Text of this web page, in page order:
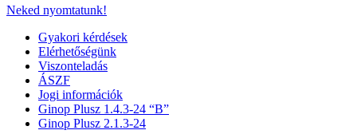
Neked nyomtatunk!
Gyakori kérdések
Elérhetőségünk
Viszonteladás
ÁSZF
Jogi információk
Ginop Plusz 1.4.3-24 “B”
Ginop Plusz 2.1.3-24